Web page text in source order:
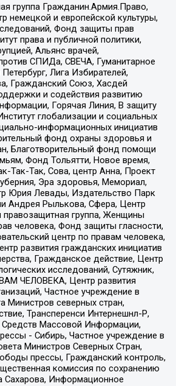
группа Гражданин.Армия.Право,
немецкой и европейской культуры,
Фонд защиты прав
права и публичной политики,
Альянс врачей,
СПИДа, СВЕЧА, Гуманитарное
Лига Избирателей,
Гражданский Союз, Хасдей
и содействия развитию
Горячая Линия, В защиту
глобализации и социальных
информационных инициатив
фонд охраны здоровья и
Благотворительный фонд помощи
Фонд Тольятти, Новое время,
Так-Так, Сова, центр Анна, Проект
Эра здоровья, Мемориал,
Юрия Левады, Издательство Парк
Андрея Рылькова, Сфера, Центр
группа, Женщины
человека, Фонд защиты гласности,
центр по правам человека,
развития гражданских инициатив
Гражданское действие, Центр
исследований, Сутяжник,
ЧЕЛОВЕКА, Центр развития
Частное учреждение в
Министров северных стран,
Трансперенси Интернешнл-Р,
Массовой Информации,
- Сибирь, Частное учреждение в
Министров Северных Стран,
прессы, Гражданский контроль,
комиссия по сохранению
Сахарова, Информационное